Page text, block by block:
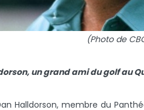
(Photo de
un grand ami du golf au
Halldorson, membre du